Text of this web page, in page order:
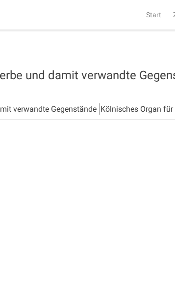
Start
und damit verwandte
verwandte Gegenstände Kölnisches Organ